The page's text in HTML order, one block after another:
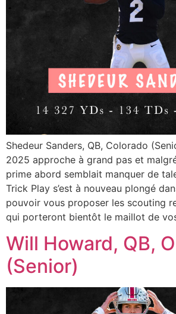
Shedeur Sanders, QB, Colorado
2025 approche à grand pas et
prime abord semblait manquer de
Trick Play s’est à nouveau plongé
pouvoir vous proposer les scouting
qui porteront bientôt le maillot de
Will Howard, QB,
(Senior)